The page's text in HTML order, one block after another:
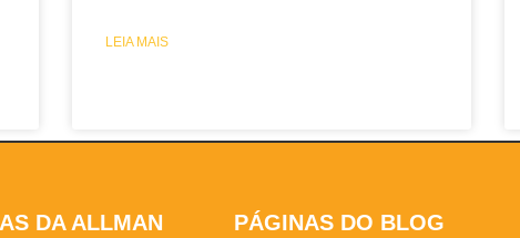
LEIA MAIS
DA ALLMAN PÁGINAS DO BLOG